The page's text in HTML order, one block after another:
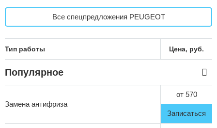
Все спецпредложения PEUGEOT
Тип работы Цена, руб.
Популярное
Замена антифриза
от 570
Записаться